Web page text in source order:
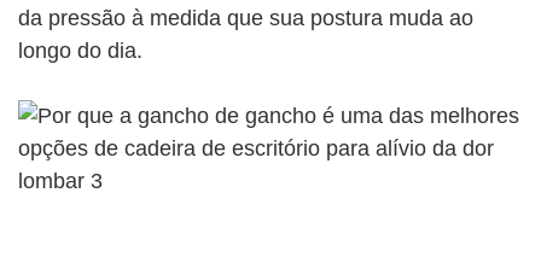
da pressão à medida que sua postura muda ao
longo do dia.